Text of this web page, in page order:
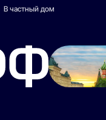
В частный дом